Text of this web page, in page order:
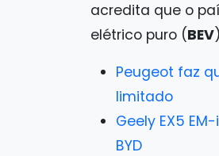
acredita que o
elétrico puro (BEV
Peugeot faz
limitado
Geely EX5
BYD